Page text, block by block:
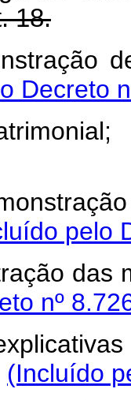
18.
Decreto
pelo
das
nº
(Incluído